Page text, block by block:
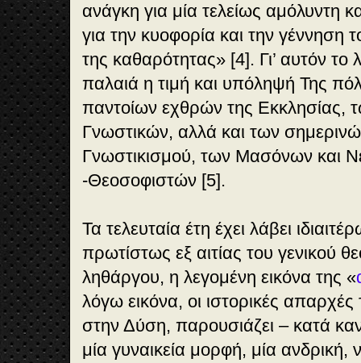
ανάγκη για μία τελείως αμόλυντη
για την κυοφορία και την γέννηση
της καθαρότητας» [4]. Γι’ αυτόν το
παλαιά η τιμή και υπόληψή Της
παντοίων εχθρών της Εκκλησίας,
Γνωστικών, αλλά και των
Γνωστικισμού, των Μασόνων και
-Θεοσοφιστών [5].
Τα τελευταία έτη έχει λάβει
πρωτίστως εξ αιτίας του γενικού
ληθάργου, η λεγομένη εικόνα της «
λόγω εικόνα, οι ιστορικές απαρχές
στην Δύση, παρουσιάζει – κατά
μία γυναικεία μορφή, μία